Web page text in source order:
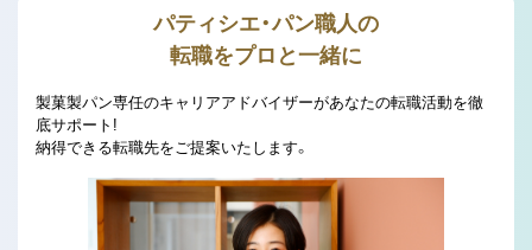
パティシエ・パン職人の
転職をプロと一緒に
製菓製パン専任のキャリアアドバイザーがあなたの転職活動を徹
底サポート!
納得できる転職先をご提案いたします。